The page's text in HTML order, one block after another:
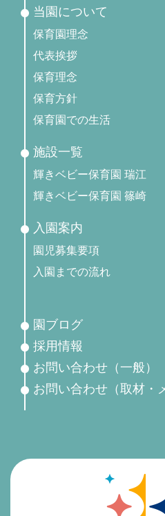
当園について
保育園理念
代表挨拶
保育理念
保育方針
保育園での生活
施設一覧
輝きベビー保育園 瑞江
輝きベビー保育園 篠崎
入園案内
園児募集要項
入園までの流れ
園ブログ
採用情報
お問い合わせ（一般）
お問い合わせ（取材・